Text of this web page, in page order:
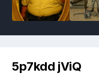
5p7kdd jViQ